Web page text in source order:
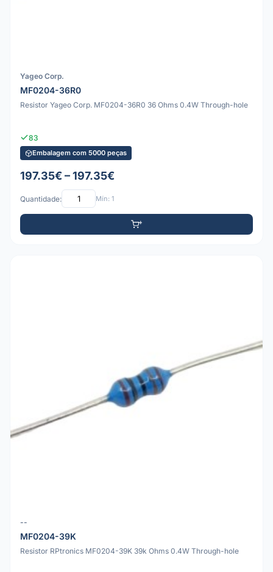
Yageo Corp.
MF0204-36R0
Resistor Yageo Corp. MF0204-36R0 36 Ohms 0.4W Through-hole
83
Embalagem com 5000 peças
197.35€ – 197.35€
Quantidade: Mín: 1
--
MF0204-39K
Resistor RPtronics MF0204-39K 39k Ohms 0.4W Through-hole